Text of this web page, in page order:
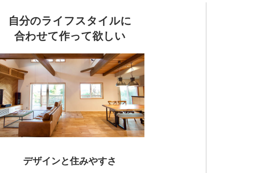
自分のライフスタイルに
合わせて作って欲しい
デザインと住みやすさ